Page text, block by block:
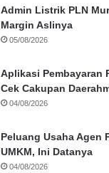
Admin Listrik PLN
Margin Aslinya
05/08/2026
Aplikasi Pembayaran
Cek Cakupan
04/08/2026
Peluang Usaha Agen
UMKM, Ini Datanya
04/08/2026